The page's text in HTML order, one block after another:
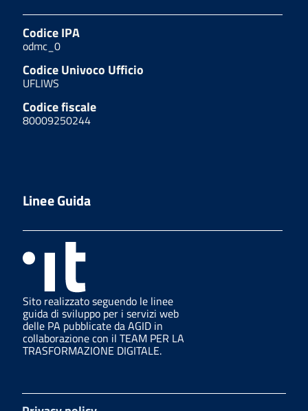
Codice IPA
odmc_0
Codice Univoco Ufficio
UFLIWS
Codice fiscale
80009250244
Linee Guida
Sito realizzato seguendo le linee
guida di sviluppo per i servizi web
delle PA pubblicate da AGID in
collaborazione con il TEAM PER LA
TRASFORMAZIONE DIGITALE.